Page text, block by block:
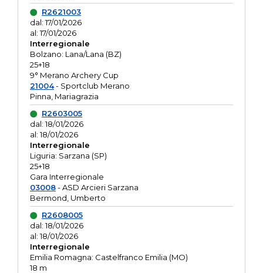
R2621003
dal: 17/01/2026
al: 17/01/2026
Interregionale
Bolzano: Lana/Lana (BZ)
25+18
9° Merano Archery Cup
21004- Sportclub Merano
Pinna, Mariagrazia
R2603005
dal: 18/01/2026
al: 18/01/2026
Interregionale
Liguria: Sarzana (SP)
25+18
Gara Interregionale
03008- ASD Arcieri Sarzana
Bermond, Umberto
R2608005
dal: 18/01/2026
al: 18/01/2026
Interregionale
Emilia Romagna: Castelfranco Emilia (MO)
18 m